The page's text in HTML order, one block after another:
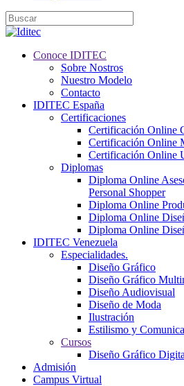
Conoce IDITEC
Sobre Nostros
Nuestro Modelo
Contacto
IDITEC España
Certificaciones
Certificación Online
Certificación Online
Certificación Online
Diplomas
Diploma Online
Personal Shopper
Diploma Online
Diploma Online
Diploma Online
IDITEC Venezuela
Especialidades.
Diseño Gráfico
Diseño Gráfico
Diseño Audiovisual
Diseño de Moda
Ilustración
Estilismo y
Cursos
Diseño Gráfico
Admisión
Campus Virtual